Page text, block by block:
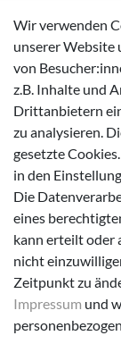
Sneaker
Wir verwenden
unserer Website
von
z.B. Inhalte und
Drittanbietern
zu analysieren.
gesetzte
in den
Die
eines
kann erteilt oder
nicht
Zeitpunkt zu
Impressum und